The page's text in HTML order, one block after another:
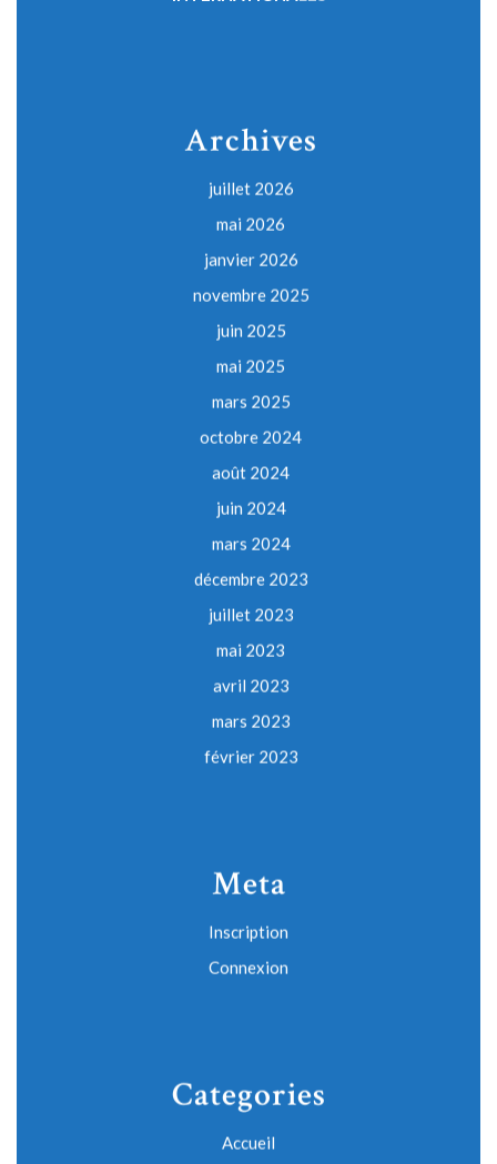
Archives
juillet 2026
mai 2026
janvier 2026
novembre 2025
juin 2025
mai 2025
mars 2025
octobre 2024
août 2024
juin 2024
mars 2024
décembre 2023
juillet 2023
mai 2023
avril 2023
mars 2023
février 2023
Meta
Inscription
Connexion
Categories
Accueil